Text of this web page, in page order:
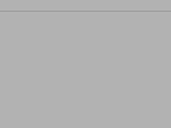
caída de presión de 1 bar)